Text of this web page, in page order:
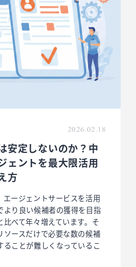
2026.02.18
安定しないのか？中
ェントを最大限活用
方
エージェントサービスを活用
より良い候補者の獲得を目指
比べて年々増えています。そ
ソースだけで必要な数の候補
ことが難しくなっているこ